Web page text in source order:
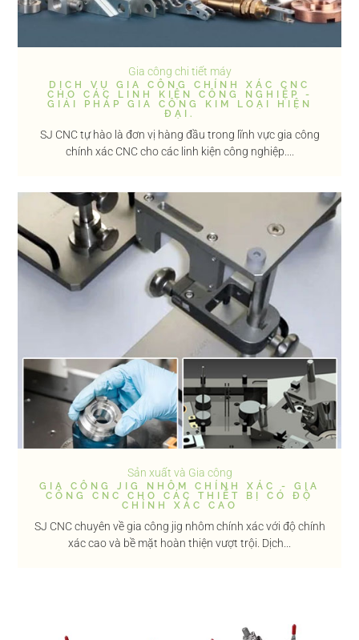
Gia công chi tiết máy
DỊCH VỤ GIA CÔNG CHÍNH XÁC CNC
CHO CÁC LINH KIỆN CÔNG NGHIỆP -
GIẢI PHÁP GIA CÔNG KIM LOẠI HIỆN
ĐẠI.
SJ CNC tự hào là đơn vị hàng đầu trong lĩnh vực gia công
chính xác CNC cho các linh kiện công nghiệp....
Sản xuất và Gia công
GIA CÔNG JIG NHÔM CHÍNH XÁC - GIA
CÔNG CNC CHO CÁC THIẾT BỊ CÓ ĐỘ
CHÍNH XÁC CAO
SJ CNC chuyên về gia công jig nhôm chính xác với độ chính
xác cao và bề mặt hoàn thiện vượt trội. Dịch...